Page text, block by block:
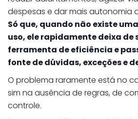
despesas e dar mais autonomia
Só que, quando não existe
uso, ele rapidamente deixa de
ferramenta de eficiência e
fonte de dúvidas, exceções e
O problema raramente está no
sim na ausência de regras, de
controle.